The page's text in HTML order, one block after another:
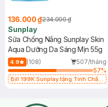
136.000 ₫234.000 ₫
Sunplay
Sữa Chống Nắng Sunplay Skin
Aqua Dưỡng Da Sáng Mịn 55g
4.9 (108)
507/tháng
57%
Bill 199K Sunplay tặng Tinh Chất